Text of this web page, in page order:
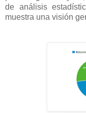
de análisis
muestra una visión